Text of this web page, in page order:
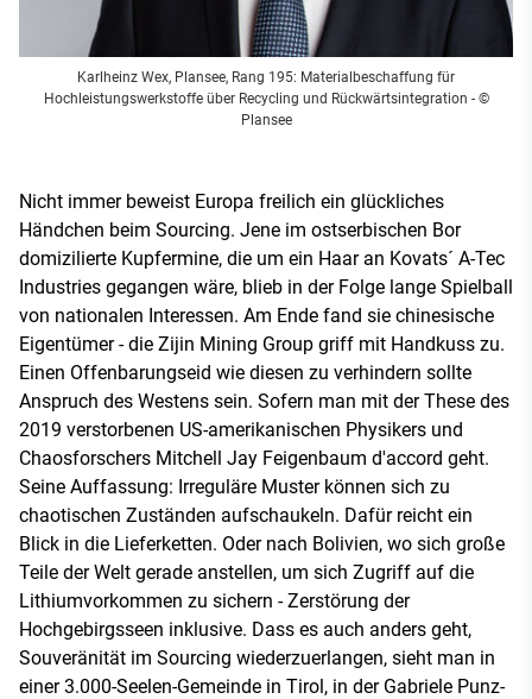
Karlheinz Wex, Plansee, Rang 195: Materialbeschaffung für
Hochleistungswerkstoffe über Recycling und Rückwärtsintegration - ©
Plansee
Nicht immer beweist Europa freilich ein glückliches
Händchen beim Sourcing. Jene im ostserbischen Bor
domizilierte Kupfermine, die um ein Haar an Kovats´ A-Tec
Industries gegangen wäre, blieb in der Folge lange Spielball
von nationalen Interessen. Am Ende fand sie chinesische
Eigentümer - die Zijin Mining Group griff mit Handkuss zu.
Einen Offenbarungseid wie diesen zu verhindern sollte
Anspruch des Westens sein. Sofern man mit der These des
2019 verstorbenen US-amerikanischen Physikers und
Chaosforschers Mitchell Jay Feigenbaum d'accord geht.
Seine Auffassung: Irreguläre Muster können sich zu
chaotischen Zuständen aufschaukeln. Dafür reicht ein
Blick in die Lieferketten. Oder nach Bolivien, wo sich große
Teile der Welt gerade anstellen, um sich Zugriff auf die
Lithiumvorkommen zu sichern - Zerstörung der
Hochgebirgsseen inklusive. Dass es auch anders geht,
Souveränität im Sourcing wiederzuerlangen, sieht man in
einer 3.000-Seelen-Gemeinde in Tirol, in der Gabriele Punz-